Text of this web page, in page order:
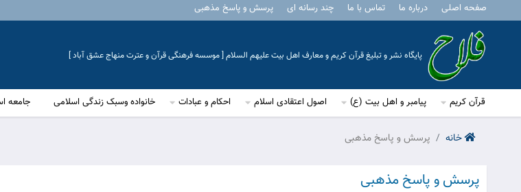
صفحه اصلی درباره ما تماس با ما چند رسانه ای پرسش و پاسخ مذهبی
پایگاه نشر و تبلیغ قرآن کریم و معارف اهل بیت علیهم السلام [ موسسه فرهنگی قرآن و عترت منهاج عشق آباد ]
قرآن کریم پیامبر و اهل بیت (ع) اصول اعتقادی اسلام احکام و عبادات خانواده وسبک زندگی اسلامی جامعه
خانه پرسش و پاسخ مذهبی
پرسش و پاسخ مذهبی